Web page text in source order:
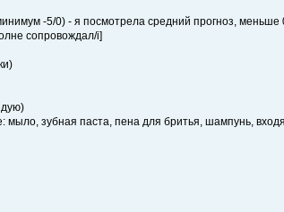
-5/0) - я посмотрела средний прогноз,
сопровождал/i]
зубная паста, пена для бритья, шампунь,